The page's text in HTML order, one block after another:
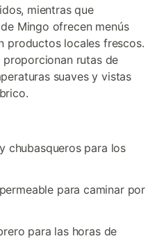
mientras que
Mingo ofrecen menús
productos locales frescos.
rutas de
suaves y vistas
chubasqueros para los
para caminar por
para las horas de